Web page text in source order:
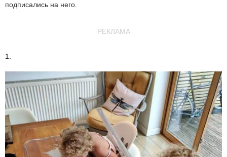
подписались на него.
РЕКЛАМА
1.